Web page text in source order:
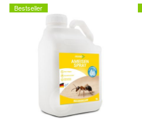
Bestseller